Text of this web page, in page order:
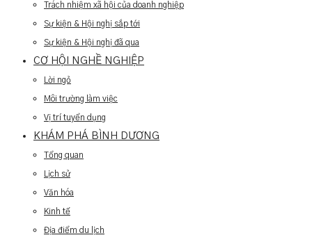
Trách nhiệm xã hội của doanh nghiệp
Sự kiện & Hội nghị sắp tới
Sự kiện & Hội nghị đã qua
CƠ HỘI NGHỀ NGHIỆP
Lời ngỏ
Môi trường làm việc
Vị trí tuyển dụng
KHÁM PHÁ BÌNH DƯƠNG
Tổng quan
Lịch sử
Văn hóa
Kinh tế
Địa điểm du lịch